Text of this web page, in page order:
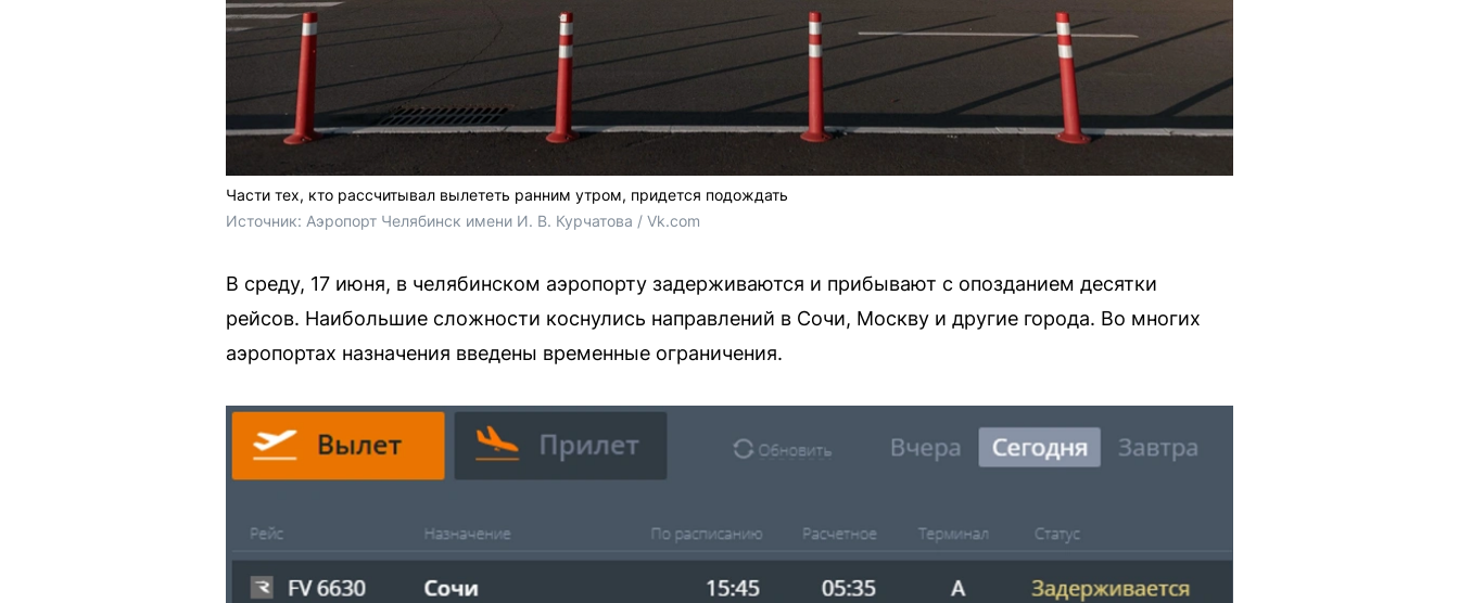
Части тех, кто рассчитывал вылететь ранним утром, придется подождать
Источник: Аэропорт Челябинск имени И. В. Курчатова / Vk.com
В среду, 17 июня, в челябинском аэропорту задерживаются и прибывают с опозданием десятки
рейсов. Наибольшие сложности коснулись направлений в Сочи, Москву и другие города. Во многих
аэропортах назначения введены временные ограничения.